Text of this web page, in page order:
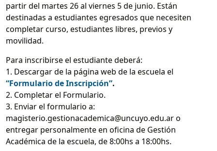
partir del martes 26 al viernes 5 de junio. Están
destinadas a estudiantes egresados que necesiten
completar curso, estudiantes libres, previos y
movilidad.
Para inscribirse el estudiante deberá:
1. Descargar de la página web de la escuela el
“Formulario de Inscripción”.
2. Completar el Formulario.
3. Enviar el formulario a:
magisterio.gestionacademica@uncuyo.edu.ar o
entregar personalmente en oficina de Gestión
Académica de la escuela, de 8:00hs a 18:00hs.